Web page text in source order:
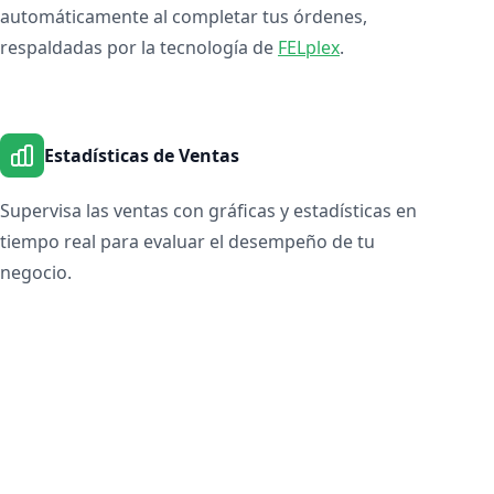
automáticamente al completar tus órdenes,
respaldadas por la tecnología de FELplex.
Estadísticas de Ventas
Supervisa las ventas con gráficas y estadísticas en
tiempo real para evaluar el desempeño de tu
negocio.